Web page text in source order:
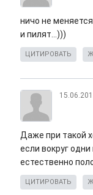
ничо не
и пилят...)))
ЦИТИРОВАТЬ
Даже при такой
если вокруг
естественно
ЦИТИРОВАТЬ